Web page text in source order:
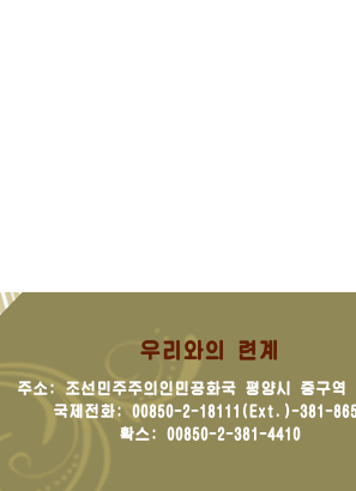
우리와의 련계
주소: 조선민주주의인민공화국 평양시 중구역
국제전화: 00850-2-18111(Ext.)-381-
확스: 00850-2-381-4410